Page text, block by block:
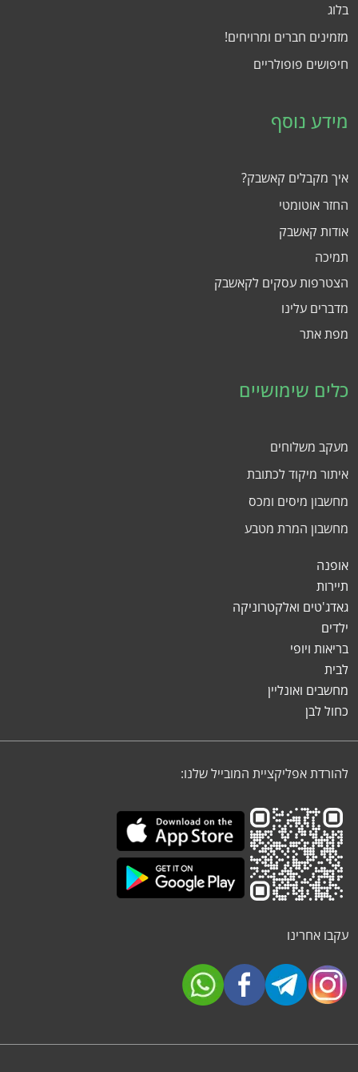
בלוג
מזמינים חברים ומרויחים!
חיפושים פופולריים
מידע נוסף
איך מקבלים קאשבק?
החזר אוטומטי
אודות קאשבק
תמיכה
הצטרפות עסקים לקאשבק
מדברים עלינו
מפת אתר
כלים שימושיים
מעקב משלוחים
איתור מיקוד לכתובת
מחשבון מיסים ומכס
מחשבון המרת מטבע
אופנה
תיירות
גאדג'טים ואלקטרוניקה
ילדים
בריאות ויופי
לבית
מחשבים ואונליין
כחול לבן
להורדת אפליקציית המובייל שלנו:
עקבו אחרינו